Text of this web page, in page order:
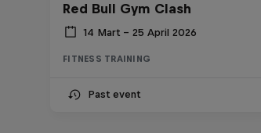
Red Bull Gym Clash
14 Mart – 25 April 2026
FITNESS TRAINING
Past event